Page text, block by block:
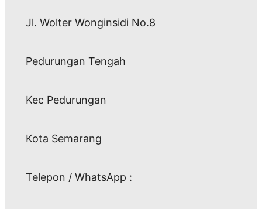
Jl. Wolter Wonginsidi No.8
Pedurungan Tengah
Kec Pedurungan
Kota Semarang
Telepon / WhatsApp :